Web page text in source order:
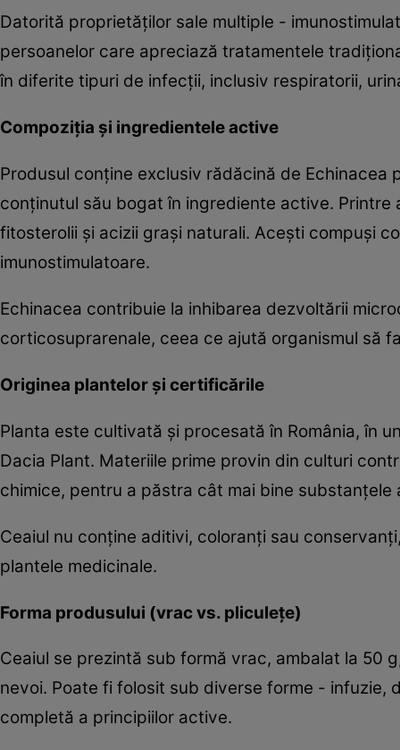
Datorită proprietăților sale multiple -
persoanelor care apreciază tratamentele
în diferite tipuri de infecții, inclusiv respiratorii,
Compoziția și ingredientele active
Produsul conține exclusiv rădăcină de
conținutul său bogat în ingrediente active.
fitosterolii și acizii grași naturali. Acești compuși
imunostimulatoare.
Echinacea contribuie la inhibarea dezvoltării
corticosuprarenale, ceea ce ajută organismul să
Originea plantelor și certificările
Planta este cultivată și procesată în România, în
Dacia Plant. Materiile prime provin din culturi
chimice, pentru a păstra cât mai bine
Ceaiul nu conține aditivi, coloranți sau
plantele medicinale.
Forma produsului (vrac vs. pliculețe)
Ceaiul se prezintă sub formă vrac, ambalat la 50
nevoi. Poate fi folosit sub diverse forme -
completă a principiilor active.